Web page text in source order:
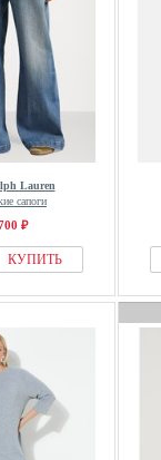
Lauren
сапоги
₽
КУПИТЬ